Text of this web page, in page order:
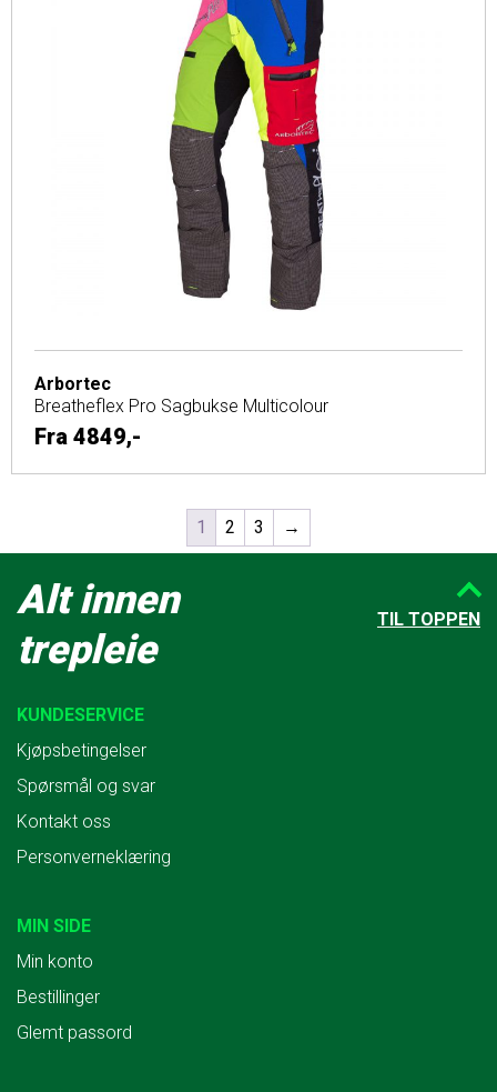
Arbortec
Breatheflex Pro Sagbukse Multicolour
Fra 4849,-
1 2 3 →
Alt innen
trepleie
KUNDESERVICE
Kjøpsbetingelser
Spørsmål og svar
Kontakt oss
Personverneklæring
MIN SIDE
Min konto
Bestillinger
Glemt passord
TIL TOPPEN